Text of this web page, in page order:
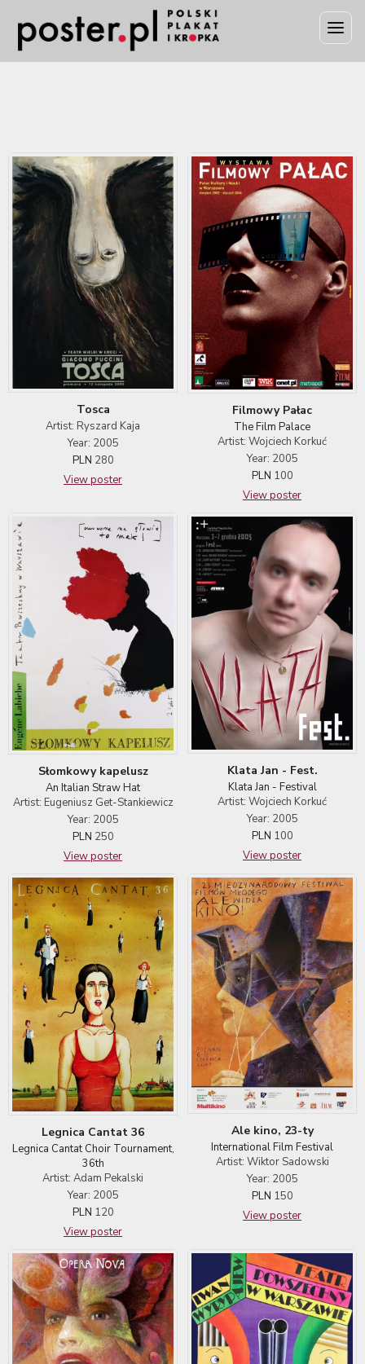
Tosca
Artist: Ryszard Kaja
Year: 2005
PLN 280
View poster
Filmowy Pałac
The Film Palace
Artist: Wojciech Korkuć
Year: 2005
PLN 100
View poster
Słomkowy kapelusz
An Italian Straw Hat
Artist: Eugeniusz Get-Stankiewicz
Year: 2005
PLN 250
View poster
Klata Jan - Fest.
Klata Jan - Festival
Artist: Wojciech Korkuć
Year: 2005
PLN 100
View poster
Legnica Cantat 36
Legnica Cantat Choir Tournament,
36th
Artist: Adam Pekalski
Year: 2005
PLN 120
View poster
Ale kino, 23-ty
International Film Festival
Artist: Wiktor Sadowski
Year: 2005
PLN 150
View poster